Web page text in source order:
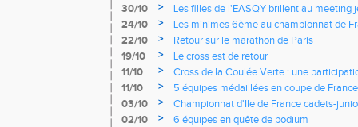
30/10
>
Les filles de l'EASQY brillent au meeting
records du club battus
24/10 >
Les minimes 6ème au championnat de
22/10
>
Retour sur le marathon de Paris
19/10
>
Le cross est de retour
11/10
>
Cross de la Coulée Verte : une
Rendez-vous !
11/10 >
5 équipes médaillées en coupe de France
03/10
>
Championnat d'Ile de France cadets-
l'EASQY victorieuses
02/10 >
6 équipes en quête de podium